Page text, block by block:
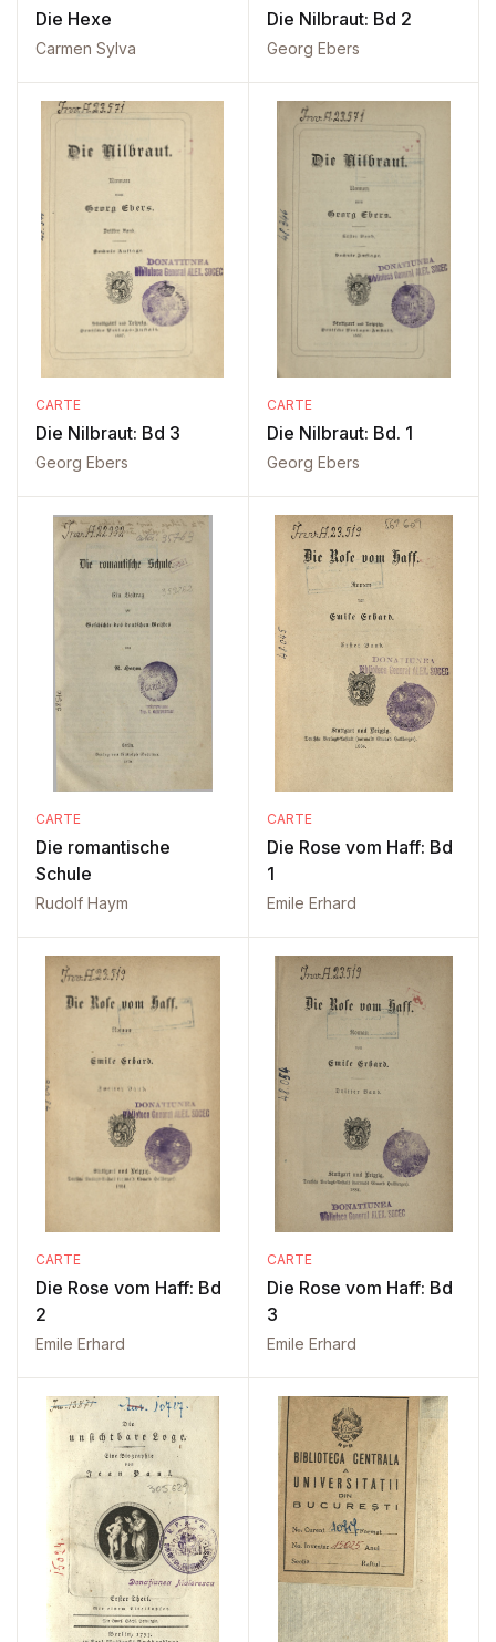
Die Hexe
Carmen Sylva
Die Nilbraut: Bd 2
Georg Ebers
CARTE
Die Nilbraut: Bd 3
Georg Ebers
CARTE
Die Nilbraut: Bd. 1
Georg Ebers
CARTE
Die romantische
Schule
Rudolf Haym
CARTE
Die Rose vom Haff: Bd
1
Emile Erhard
CARTE
Die Rose vom Haff: Bd
2
Emile Erhard
CARTE
Die Rose vom Haff: Bd
3
Emile Erhard